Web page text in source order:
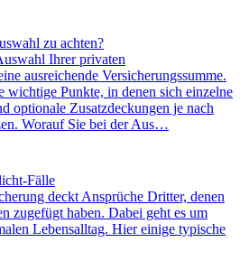
zu achten?
Ihrer privaten
ausreichende Versicherungssumme.
wichtige Punkte, in denen sich einzelne
optionale Zusatzdeckungen je nach
Worauf Sie bei der Aus…
Fälle
deckt Ansprüche Dritter, denen
zugefügt haben. Dabei geht es um
Lebensalltag. Hier einige typische